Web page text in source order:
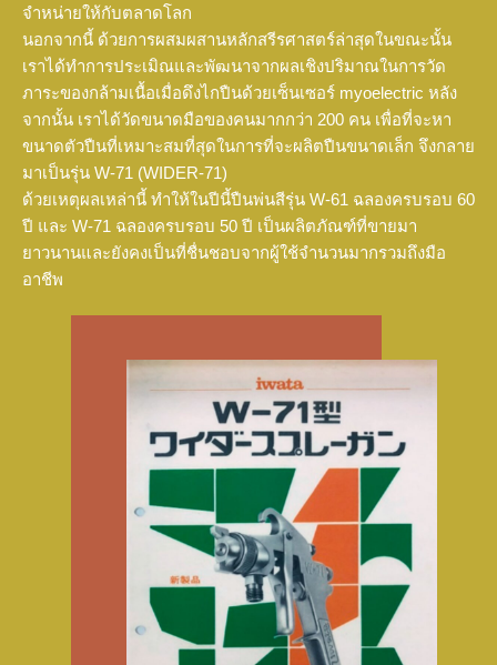
จำหน่ายให้กับตลาดโลก
นอกจากนี้ ด้วยการผสมผสานหลักสรีรศาสตร์ล่าสุดในขณะนั้น
เราได้ทำการประเมิณและพัฒนาจากผลเชิงปริมาณในการวัด
ภาระของกล้ามเนื้อเมื่อดึงไกปืนด้วยเซ็นเซอร์ myoelectric หลัง
จากนั้น เราได้วัดขนาดมือของคนมากกว่า 200 คน เพื่อที่จะหา
ขนาดตัวปืนที่เหมาะสมที่สุดในการที่จะผลิตปืนขนาดเล็ก จึงกลาย
มาเป็นรุ่น W-71 (WIDER-71)
ด้วยเหตุผลเหล่านี้ ทำให้ในปีนี้ปืนพ่นสีรุ่น W-61 ฉลองครบรอบ 60
ปี และ W-71 ฉลองครบรอบ 50 ปี เป็นผลิตภัณฑ์ที่ขายมา
ยาวนานและยังคงเป็นที่ชื่นชอบจากผู้ใช้จำนวนมากรวมถึงมือ
อาชีพ